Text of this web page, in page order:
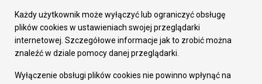
Pozostałe
Deklaracja dostępności
Dane osobowe
Dodaj opinię o witrynie
Każdy użytkownik może wyłączyć lub ograniczyć obsługę
plików cookies w ustawieniach swojej przeglądarki
internetowej. Szczegółowe informacje jak to zrobić można
znaleźć w dziale pomocy danej przeglądarki.
Wyłączenie obsługi plików cookies nie powinno wpłynąć na